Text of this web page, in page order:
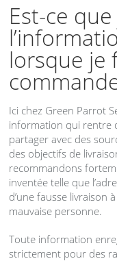
Est-ce
lorsque je
Ici chez Green Parrot
information qui rentre
partager avec des
des objectifs de
recommandons
inventée telle que
d’une fausse livraison
mauvaise personne.
Toute information
strictement pour des